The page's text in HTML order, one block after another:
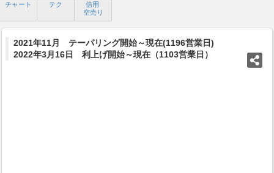
チャート テク
信用
空売り
2021年11月 テーパリング開始～現在(1196営業日)
2022年3月16日 利上げ開始～現在（1103営業日）